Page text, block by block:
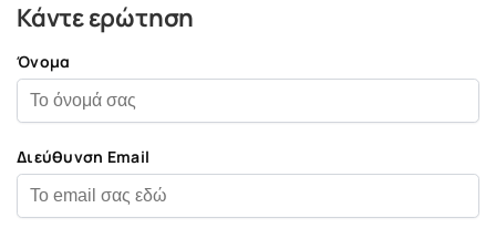
Κάντε ερώτηση
Όνομα
Διεύθυνση Email